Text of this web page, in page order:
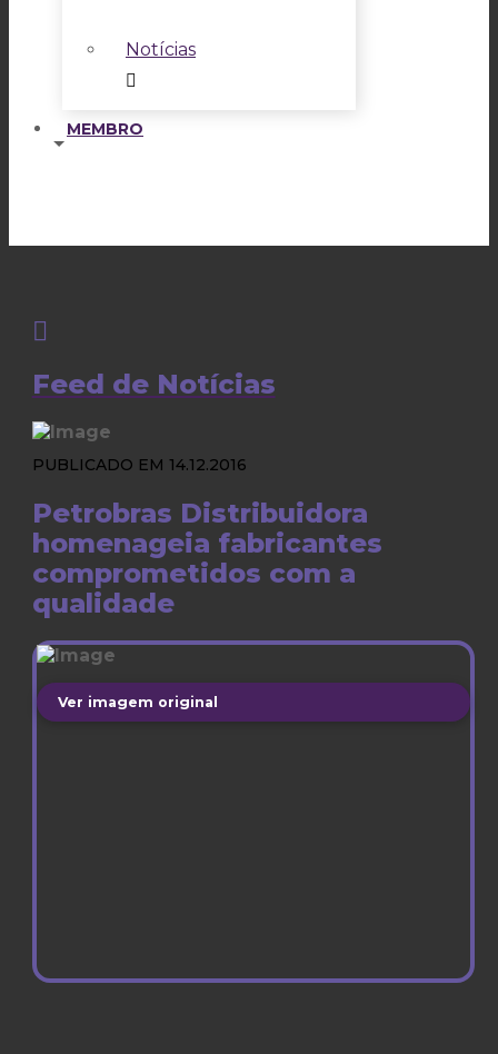
Notícias
MEMBRO
Feed de Notícias
PUBLICADO EM 14.12.2016
Petrobras Distribuidora
homenageia fabricantes
comprometidos com a
qualidade
Ver imagem original